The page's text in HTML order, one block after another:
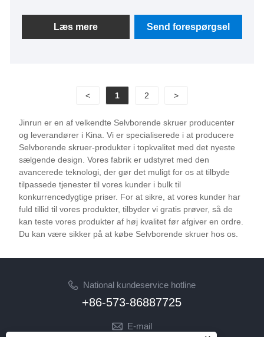
målet, og er forpligtet til at blive en fremragende
producent af skruerindustrielle behov.
Læs mere Send forespørgsel
< 1 2 >
Jinrun er en af ​​velkendte Selvborende skruer producenter
og leverandører i Kina. Vi er specialiserede i at producere
Selvborende skruer-produkter i topkvalitet med det nyeste
sælgende design. Vores fabrik er udstyret med den
avancerede teknologi, der gør det muligt for os at tilbyde
tilpassede tjenester til vores kunder i bulk til
konkurrencedygtige priser. For at sikre, at vores kunder har
fuld tillid til vores produkter, tilbyder vi gratis prøver, så de
kan teste vores produkter af høj kvalitet før afgiver en ordre.
Du kan være sikker på at købe Selvborende skruer hos os.
National kundeservice hotline
+86-573-86887725
E-mail